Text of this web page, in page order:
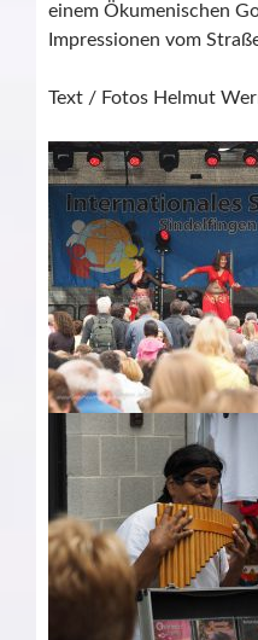
einem Ökumenischen
Impressionen vom
Text / Fotos Helmut